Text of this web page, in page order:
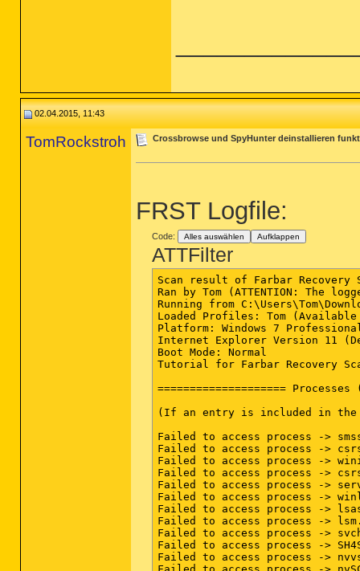
02.04.2015, 11:43
TomRockstroh Crossbrowse und SpyHunter deinstallieren
FRST Logfile:
Code: Alles auswählen Aufklappen
ATTFilter
Scan result of Farbar Recovery Scan Tool (FRST.txt) (x64) Version: 11-03-2015
Ran by Tom (ATTENTION: The logged in user is not administrator) on AGANDO-PC on 02-04-2015 12:36:19
Running from C:\Users\Tom\Downloads
Loaded Profiles: Tom (Available profiles: Agando & Tom & Anna)
Platform: Windows 7 Professional Service Pack 1 (X64) OS Language: Deutsch (Deutschland)
Internet Explorer Version 11 (Default browser path: "C:\Program Files (x86)\Crossbrowse\Crossbrowse\Application\Crossbrowse.exe" -- "%1")
Boot Mode: Normal
Tutorial for Farbar Recovery Scan Tool: hxxp://www.geekstogo.com/forum/topic/335081-frst-tutorial-how-to-use-farbar-recovery-scan-tool/

==================== Processes (Whitelisted) =================

(If an entry is included in the fixlist, the process will be closed. The file will not be moved.)

Failed to access process -> smss.exe
Failed to access process -> csrss.exe
Failed to access process -> wininit.exe
Failed to access process -> csrss.exe
Failed to access process -> services.exe
Failed to access process -> winlogon.exe
Failed to access process -> lsass.exe
Failed to access process -> lsm.exe
Failed to access process -> svchost.exe
Failed to access process -> SH4Service.exe
Failed to access process -> nvvsvc.exe
Failed to access process -> nvSCPAPISvr.exe
Failed to access process -> svchost.exe
Failed to access process -> svchost.exe
Failed to access process -> svchost.exe
Failed to access process -> svchost.exe
Failed to access process -> svchost.exe
Failed to access process -> nvxdsync.exe
Failed to access process -> svchost.exe
Failed to access process -> nvvsvc.exe
Failed to access process -> spoolsv.exe
Failed to access process -> sched.exe
Failed to access process -> svchost.exe
Failed to access process -> avguard.exe
Failed to access process -> SkypeC2CAutoUpdateSvc.exe
Failed to access process -> SkypeC2CPNRSvc.exe
Failed to access process -> avshadow.exe
Failed to access process -> GfExperienceService.exe
Failed to access process -> NvNetworkService.exe
Failed to access process -> nvstreamsvc.exe
Failed to access process -> PnkBstrA.exe
Failed to access process -> sftvsa.exe
Failed to access process -> svchost.exe
Failed to access process -> avmailc7.exe
Failed to access process -> avwebg7.exe
Failed to access process -> CltMngSvc.exe
Failed to access process -> sftlist.exe
Failed to access process -> CVHSVC.EXE
Failed to access process -> svchost.exe
Failed to access process -> nvstreamsvc.exe
Failed to access process -> conhost.exe
Failed to access process -> WUDFHost.exe
Failed to access process -> nvstreamsvc.exe
(Client Connect LTD) C:\Program Files (x86)\SearchProtect\SearchProtect\bin\cltmng.exe
Failed to access process -> conhost.exe
(Client Connect LTD) C:\Program Files (x86)\SearchProtect\UI\bin\cltmngui.exe
Failed to access process -> WmiPrvSE.exe
(Realtek Semiconductor) C:\Program Files\Realtek\Audio\HDA\RtkNGUI64.exe
(NVIDIA Corporation) C:\Program Files (x86)\NVIDIA Corporation\Update Core\NvBackend.exe
(Piriform Ltd) C:\Program Files\CCleaner\CCleaner64.exe
(Renesas Electronics Corporation) C:\Program Files (x86)\Renesas Electronics\USB 3.0 Host Controller Driver\Application\rusb3mon.exe
(Intel Corporation) C:\Program Files (x86)\Intel\Intel(R) USB 3.0 eXtensible Host Controller Driver\Application\iusb3mon.exe
(Avira Operations GmbH & Co. KG) C:\Program Files (x86)\Avira\AntiVir Desktop\avgnt.exe
() C:\Program Files (x86)\Drakonia Configurator\hid.exe
(Oracle Corporation) C:\Program Files (x86)\Common Files\Java\Java Update\jusched.exe
() C:\Program Files (x86)\Drakonia Configurator\trayicon.exe
(NVIDIA Corporation) C:\Program Files\NVIDIA Corporation\Display\nvtray.exe
(NVIDIA Corporation) C:\Program Files\NVIDIA Corporation\ShadowPlay\nvspcaps64.exe
Failed to access process -> SearchIndexer.exe
Failed to access process -> wmpnetwk.exe
Failed to access process -> svchost.exe
Failed to access process -> svchost.exe
(Google Inc.) C:\Program Files (x86)\Google\Chrome\Application\chrome.exe
(Google Inc.) C:\Program Files